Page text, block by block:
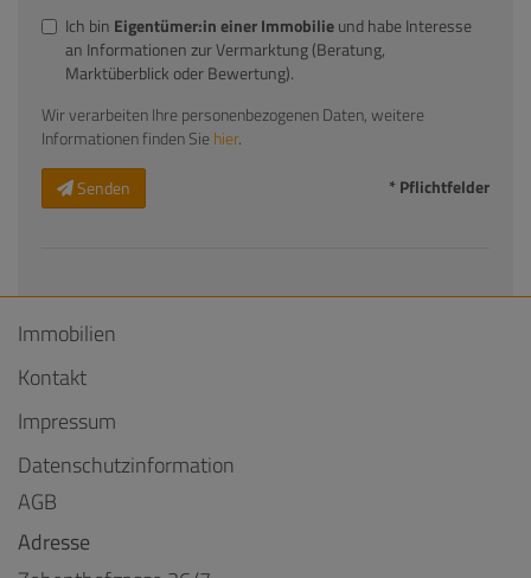
Ich bin Eigentümer:in einer Immobilieund habe Interesse
an Informationen zur Vermarktung (Beratung,
Marktüberblick oder Bewertung).
Wir verarbeiten Ihre personenbezogenen Daten, weitere
Informationen finden Siehier.
Senden
* Pflichtfelder
Immobilien
Kontakt
Impressum
Datenschutzinformation
AGB
Adresse